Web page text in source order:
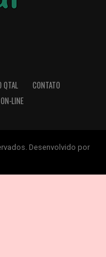
QTAL
CONTATO
LINE
Desenvolvido por